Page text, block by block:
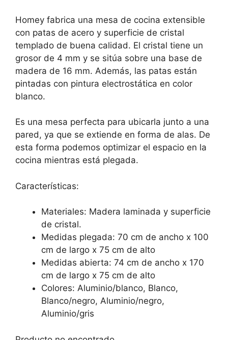
Homey fabrica una mesa de cocina extensible
con patas de acero y superficie de cristal
templado de buena calidad. El cristal tiene un
grosor de 4 mm y se sitúa sobre una base de
madera de 16 mm. Además, las patas están
pintadas con pintura electrostática en color
blanco.
Es una mesa perfecta para ubicarla junto a una
pared, ya que se extiende en forma de alas. De
esta forma podemos optimizar el espacio en la
cocina mientras está plegada.
Características:
Materiales: Madera laminada y superficie
de cristal.
Medidas plegada: 70 cm de ancho x 100
cm de largo x 75 cm de alto
Medidas abierta: 74 cm de ancho x 170
cm de largo x 75 cm de alto
Colores: Aluminio/blanco, Blanco,
Blanco/negro, Aluminio/negro,
Aluminio/gris